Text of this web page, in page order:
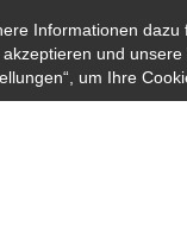
Informationen
und
um Ihre